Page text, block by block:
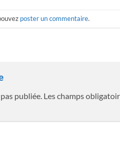
poster un commentaire.
publiée. Les champs